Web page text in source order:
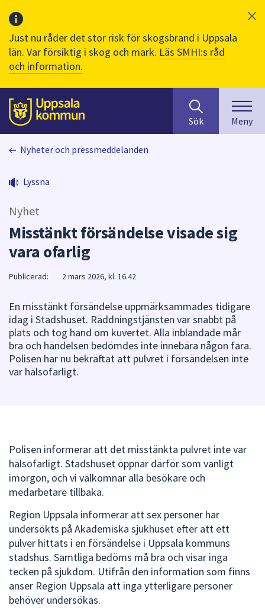
Just nu råder det stor risk för skogsbrand i Uppsala
län. Var försiktig i skog och mark. Läs SMHI:s råd
och information.
Till sidans
huvudinnehåll
efter
innehåll
på
sökfältet
under
fältet.
Använd
piltangenterna
för
enter
för
att
av
dem.
Sök Meny
Nyheter och pressmeddelanden
Lyssna
Nyhet
Misstänkt försändelse visade sig
vara ofarlig
Publicerad: 2 mars 2026, kl. 16.42
En misstänkt försändelse uppmärksammades tidigare
idag i Stadshuset. Räddningstjänsten var snabbt på
plats och tog hand om kuvertet. Alla inblandade mår
bra och händelsen bedömdes inte innebära någon fara.
Polisen har nu bekräftat att pulvret i försändelsen inte
var hälsofarligt.
Polisen informerar att det misstänkta pulvret inte var
hälsofarligt. Stadshuset öppnar därför som vanligt
imorgon, och vi välkomnar alla besökare och
medarbetare tillbaka.
Region Uppsala informerar att sex personer har
undersökts på Akademiska sjukhuset efter att ett
pulver hittats i en försändelse i Uppsala kommuns
stadshus. Samtliga bedöms må bra och visar inga
tecken på sjukdom. Utifrån den information som finns
anser Region Uppsala att inga ytterligare personer
behöver undersökas.